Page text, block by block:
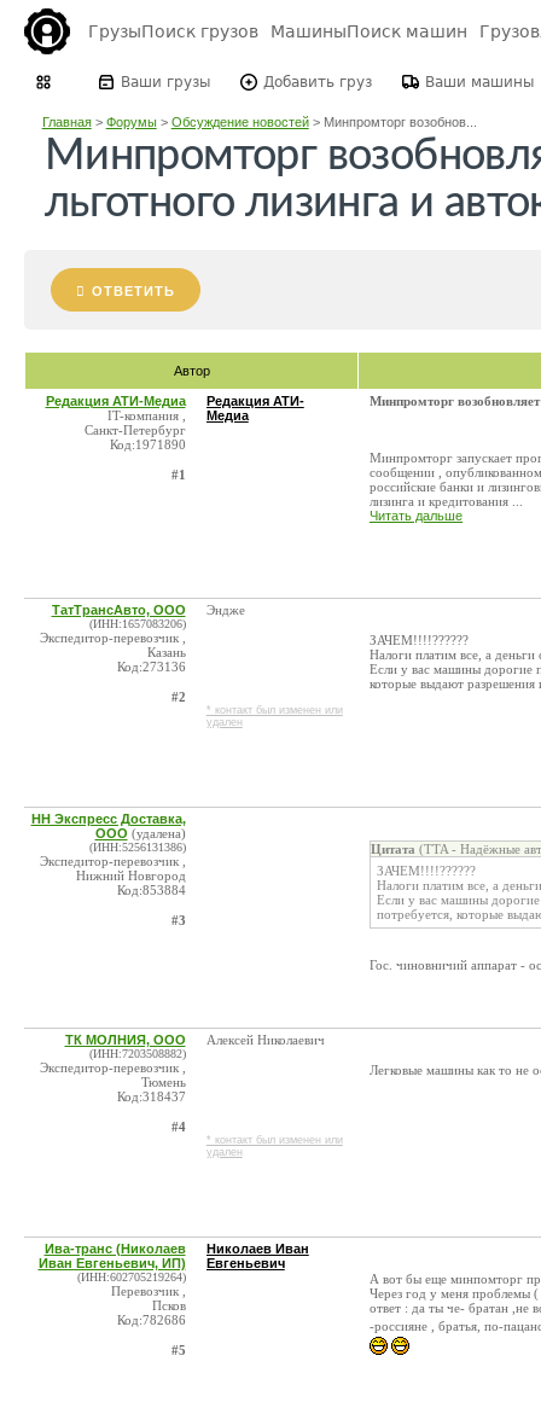
ГрузыПоиск грузов МашиныПоиск машин
Ваши грузы Добавить груз Ваши машины
Главная> Форумы> Обсуждение новостей> Минпромторг возобнов...
Минпромторг
льготного лизинга и
ОТВЕТИТЬ
Автор
Редакция АТИ-Медиа
IT-компания ,
Санкт-Петербург
Код:1971890
#1
Редакция АТИ-
Медиа
Минпромторг
Минпромторг запускает
сообщении ,
российские банки и
лизинга и кредитования ...
Читать дальше
ТатТрансАвто, ООО
(ИНН:1657083206)
Экспедитор-перевозчик ,
Казань
Код:273136
#2
Эндже
* контакт был изменен или
удален
ЗАЧЕМ!!!!??????
Налоги платим все, а
Если у вас машины дорогие
которые выдают разрешения
НН Экспресс Доставка,
ООО (удалена)
(ИНН:5256131386)
Экспедитор-перевозчик ,
Нижний Новгород
Код:853884
#3
Цитата (TTA - Надёжные
ЗАЧЕМ!!!!??????
Налоги платим все, а
Если у вас машины
потребуется, которые
Гос. чиновничий аппарат -
ТК МОЛНИЯ, ООО
(ИНН:7203508882)
Экспедитор-перевозчик ,
Тюмень
Код:318437
#4
Алексей Николаевич
* контакт был изменен или
удален
Легковые машины как то не
Ива-транс (Николаев
Иван Евгеньевич, ИП)
(ИНН:602705219264)
Перевозчик ,
Псков
Код:782686
#5
Николаев Иван
Евгеньевич
А вот бы еще минпомторг
Через год у меня проблемы
ответ : да ты че- братан ,не
-россияне , братья, по-